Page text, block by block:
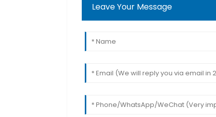
Leave Your Message